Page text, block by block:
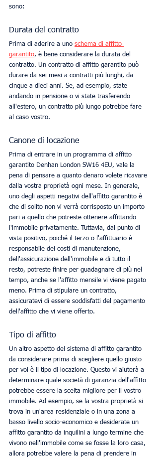
sono:
Durata del contratto
Prima di aderire a uno schema di affitto
garantito, è bene considerare la durata del
contratto. Un contratto di affitto garantito può
durare da sei mesi a contratti più lunghi, da
cinque a dieci anni. Se, ad esempio, state
andando in pensione o vi state trasferendo
all'estero, un contratto più lungo potrebbe fare
al caso vostro.
Canone di locazione
Prima di entrare in un programma di affitto
garantito Denhan London SW16 4EU, vale la
pena di pensare a quanto denaro volete ricavare
dalla vostra proprietà ogni mese. In generale,
uno degli aspetti negativi dell'affitto garantito è
che di solito non vi verrà corrisposto un importo
pari a quello che potreste ottenere affittando
l'immobile privatamente. Tuttavia, dal punto di
vista positivo, poiché il terzo o l'affittuario è
responsabile dei costi di manutenzione,
dell'assicurazione dell'immobile e di tutto il
resto, potreste finire per guadagnare di più nel
tempo, anche se l'affitto mensile vi viene pagato
meno. Prima di stipulare un contratto,
assicuratevi di essere soddisfatti del pagamento
dell'affitto che vi viene offerto.
Tipo di affitto
Un altro aspetto del sistema di affitto garantito
da considerare prima di scegliere quello giusto
per voi è il tipo di locazione. Questo vi aiuterà a
determinare quale società di garanzia dell'affitto
potrebbe essere la scelta migliore per il vostro
immobile. Ad esempio, se la vostra proprietà si
trova in un'area residenziale o in una zona a
basso livello socio-economico e desiderate un
affitto garantito da inquilini a lungo termine che
vivono nell'immobile come se fosse la loro casa,
allora potrebbe valere la pena di prendere in